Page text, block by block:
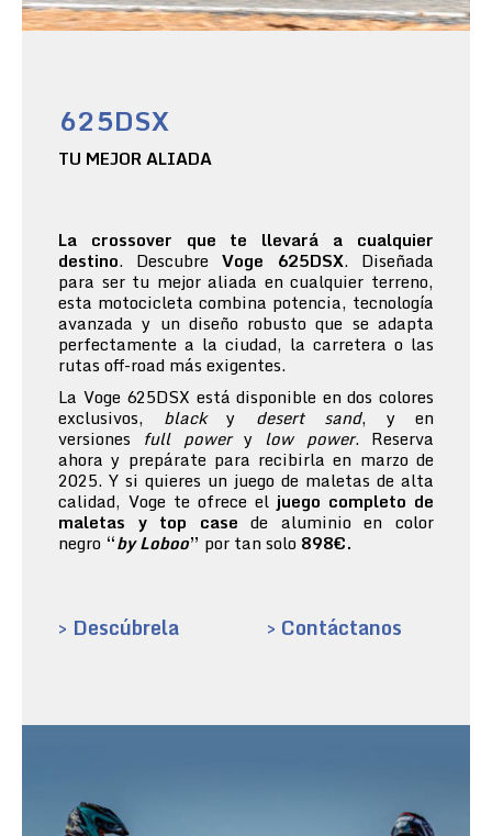
625DSX
TU MEJOR ALIADA
La crossover que te llevará a cualquier
destino. Descubre Voge 625DSX. Diseñada
para ser tu mejor aliada en cualquier terreno,
esta motocicleta combina potencia, tecnología
avanzada y un diseño robusto que se adapta
perfectamente a la ciudad, la carretera o las
rutas off-road más exigentes.
La Voge 625DSX está disponible en dos colores
exclusivos, blacky desert sand, y en
versiones full powery low power. Reserva
ahora y prepárate para recibirla en marzo de
2025. Y si quieres un juego de maletas de alta
calidad, Voge te ofrece el juego completo de
maletas y top case de aluminio en color
negro “by Loboo” por tan solo 898€.
> Descúbrela > Contáctanos